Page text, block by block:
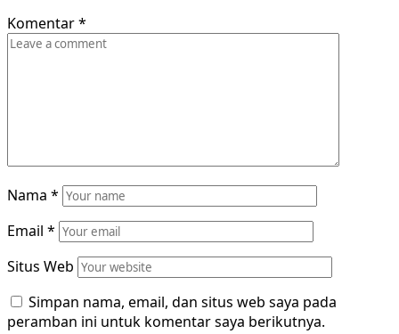
Komentar*
Nama *
Email *
Situs Web
Simpan nama, email, dan situs web saya pada
peramban ini untuk komentar saya berikutnya.